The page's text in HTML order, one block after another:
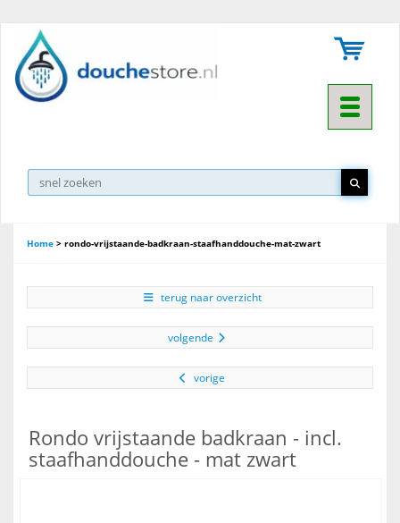
Toggle
Home > rondo-vrijstaande-badkraan-staafhanddouche-mat-zwart
terug naar overzicht
volgende
vorige
Rondo vrijstaande badkraan - incl.
staafhanddouche - mat zwart